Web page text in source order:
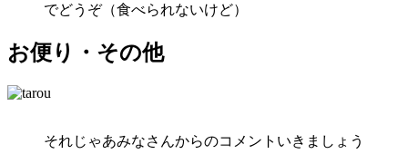
でどうぞ（食べられないけど）
お便り・その他
それじゃあみなさんからのコメントいきましょう